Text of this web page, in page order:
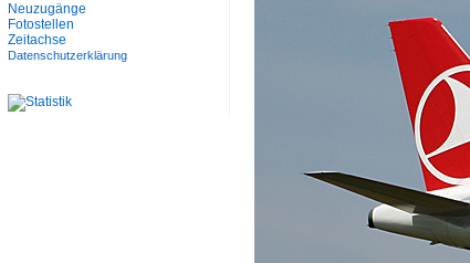
Neuzugänge
Fotostellen
Zeitachse
Datenschutzerklärung